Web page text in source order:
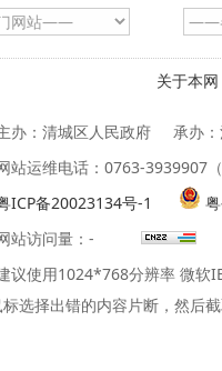
关于本网
办：清城区人民政府
承办
站运维电话：0763-3939907
ICP备20023134号-1
站访问量： -
议使用1024*768分辨率 微软
选择出错的内容片断，然后